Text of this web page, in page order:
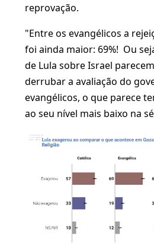
reprovação.
"Entre os evangélicos a
foi ainda maior: 69%! Ou
de Lula sobre Israel
derrubar a avaliação do
evangélicos, o que parece
ao seu nível mais baixo na